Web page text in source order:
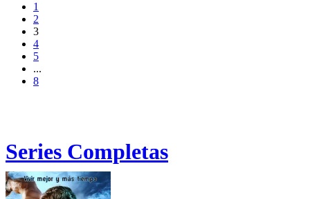
1
2
3
4
5
...
8
Series Completas